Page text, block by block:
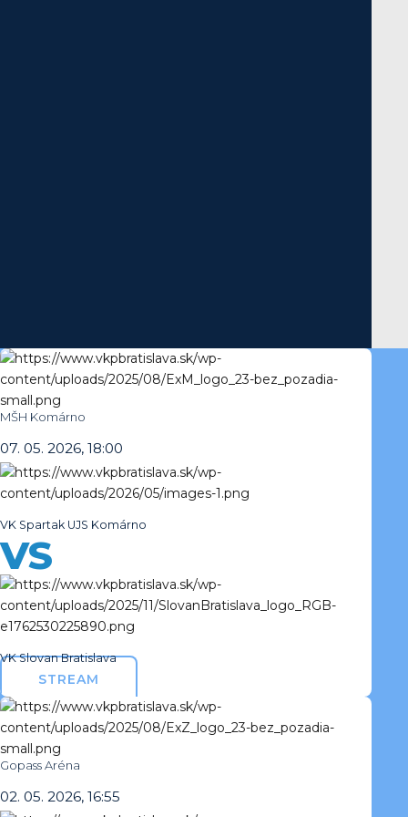
MŠH Komárno
07. 05. 2026, 18:00
VK Spartak UJS Komárno
VS
VK Slovan Bratislava
STREAM
Gopass Aréna
02. 05. 2026, 16:55